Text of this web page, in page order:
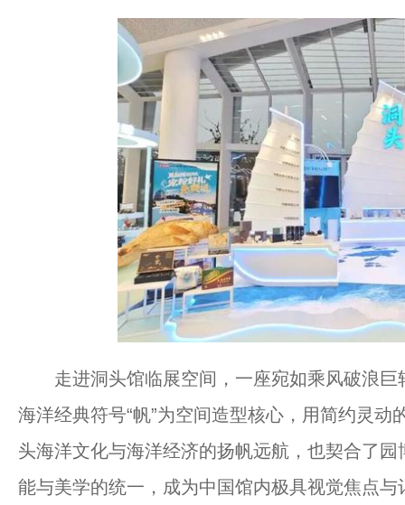
走进洞头馆临展空间，一座宛如乘风破浪巨
海洋经典符号“帆”为空间造型核心，用简约灵
头海洋文化与海洋经济的扬帆远航，也契合了
能与美学的统一，成为中国馆内极具视觉焦点与